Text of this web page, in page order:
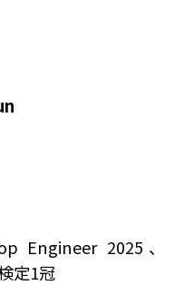
Engineer 2025、
定1冠